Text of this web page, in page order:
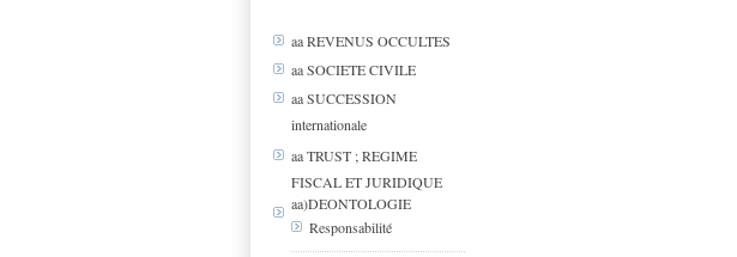
aa REVENUS OCCULTES
aa SOCIETE CIVILE
aa SUCCESSION
internationale
aa TRUST ; REGIME
FISCAL ET JURIDIQUE
aa)DEONTOLOGIE
Responsabilité